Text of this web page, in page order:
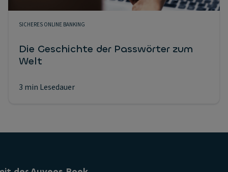
SICHERES ONLINE BANKING
Die Geschichte der Passwörter zum
Welt
3 min Lesedauer